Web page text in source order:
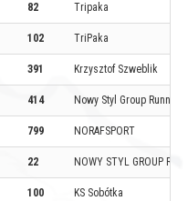
82 Tripaka
102 TriPaka
391 Krzysztof Szweblik
414 Nowy Styl Group Running
799 NORAFSPORT
22 NOWY STYL GROUP
100 KS Sobótka